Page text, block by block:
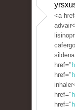
<a
href="
href="
href="
href="